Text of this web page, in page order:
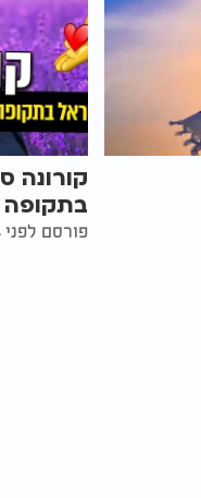
קורונה
פורסם לפני 4 שנים